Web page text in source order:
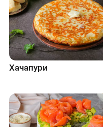
Хачапури